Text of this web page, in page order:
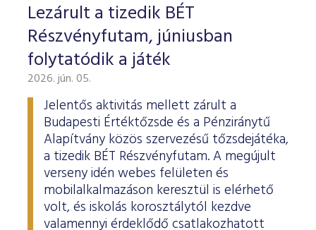
Lezárult a tizedik BÉT
Részvényfutam, júniusban
folytatódik a játék
2026. jún. 05.
Jelentős aktivitás mellett zárult a
Budapesti Értéktőzsde és a Pénziránytű
Alapítvány közös szervezésű tőzsdejátéka,
a tizedik BÉT Részvényfutam. A megújult
verseny idén webes felületen és
mobilalkalmazáson keresztül is elérhető
volt, és iskolás korosztálytól kezdve
valamennyi érdeklődő csatlakozhatott